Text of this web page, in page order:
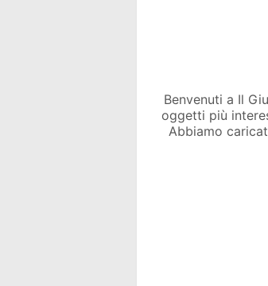
Benvenuti a Il
oggetti più
Abbiamo